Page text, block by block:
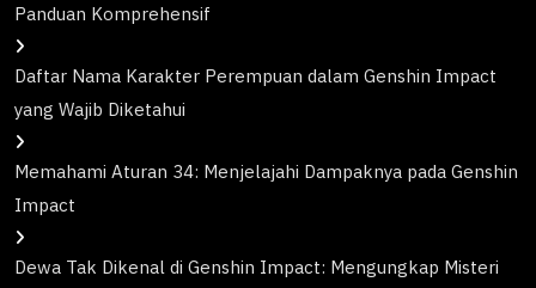
Panduan Komprehensif
Daftar Nama Karakter Perempuan dalam Genshin Impact
yang Wajib Diketahui
Memahami Aturan 34: Menjelajahi Dampaknya pada Genshin
Impact
Dewa Tak Dikenal di Genshin Impact: Mengungkap Misteri